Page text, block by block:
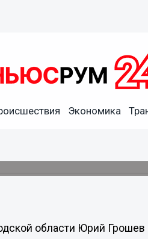
Экономика
области
области Юрий Грошев